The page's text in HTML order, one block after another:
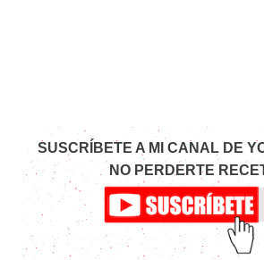
SUSCRÍBETE A MI CANAL DE
NO PERDERTE